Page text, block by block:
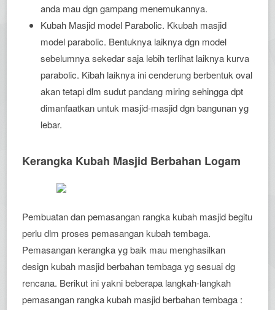
anda mau dgn gampang menemukannya.
Kubah Masjid model Parabolic. Kkubah masjid
model parabolic. Bentuknya laiknya dgn model
sebelumnya sekedar saja lebih terlihat laiknya kurva
parabolic. Kibah laiknya ini cenderung berbentuk oval
akan tetapi dlm sudut pandang miring sehingga dpt
dimanfaatkan untuk masjid-masjid dgn bangunan yg
lebar.
Kerangka Kubah Masjid Berbahan Logam
Pembuatan dan pemasangan rangka kubah masjid begitu
perlu dlm proses pemasangan kubah tembaga.
Pemasangan kerangka yg baik mau menghasilkan
design kubah masjid berbahan tembaga yg sesuai dg
rencana. Berikut ini yakni beberapa langkah-langkah
pemasangan rangka kubah masjid berbahan tembaga :